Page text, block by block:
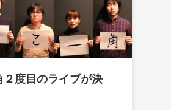
２度目のライブが決